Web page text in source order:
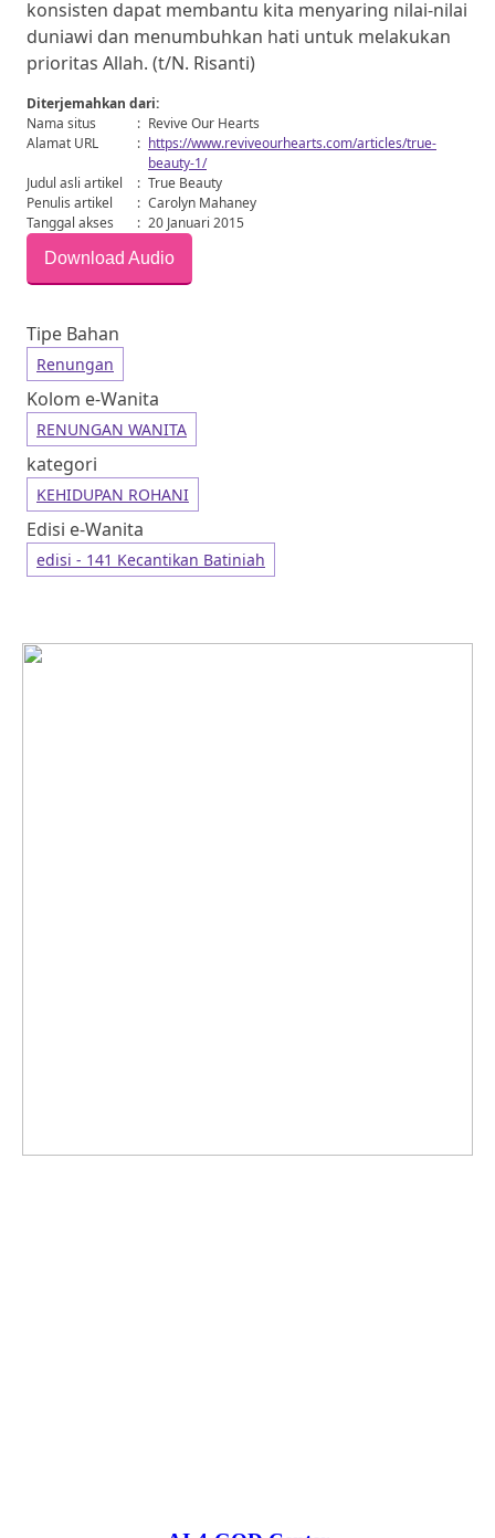
konsisten dapat membantu kita menyaring nilai-nilai
duniawi dan menumbuhkan hati untuk melakukan
prioritas Allah. (t/N. Risanti)
Diterjemahkan dari:
Nama situs
: Revive Our Hearts
Alamat URL
: https://www.reviveourhearts.com/articles/true-
beauty-1/
Judul asli artikel
: True Beauty
Penulis artikel
: Carolyn Mahaney
Tanggal akses
: 20 Januari 2015
Download Audio
Tipe Bahan
Renungan
Kolom e-Wanita
RENUNGAN WANITA
kategori
KEHIDUPAN ROHANI
Edisi e-Wanita
edisi - 141 Kecantikan Batiniah